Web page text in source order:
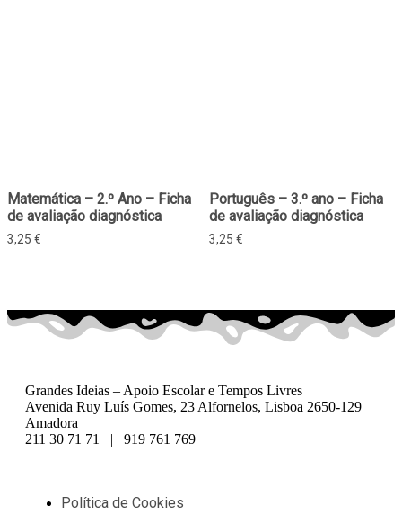
Matemática – 2.º Ano – Ficha
de avaliação diagnóstica
3,25 €
Português – 3.º ano – Ficha
de avaliação diagnóstica
3,25 €
Grandes Ideias – Apoio Escolar e Tempos Livres
Avenida Ruy Luís Gomes, 23 Alfornelos, Lisboa 2650-129
Amadora
211 30 71 71 | 919 761 769
Política de Cookies